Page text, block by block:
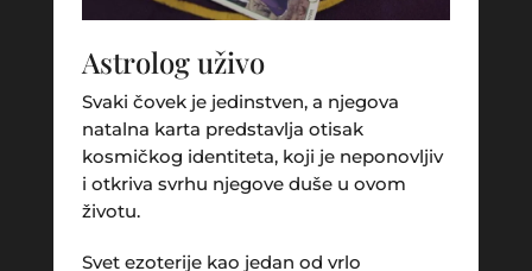
Astrolog uživo
Svaki čovek je jedinstven, a njegova
natalna karta predstavlja otisak
kosmičkog identiteta, koji je neponovljiv
i otkriva svrhu njegove duše u ovom
životu.
Svet ezoterije kao jedan od vrlo